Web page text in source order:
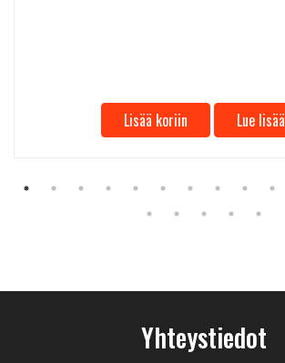
Lisää koriin Lue lisää
Yhteystiedot